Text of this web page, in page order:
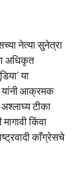
नेत्या सुनेत्रा
अधिकृत
या
आक्रमक
टीका
किंवा
काँग्रेसचे